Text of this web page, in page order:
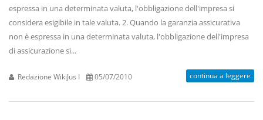
espressa in una determinata valuta, l'obbligazione dell'impresa si
considera esigibile in tale valuta. 2. Quando la garanzia assicurativa
non è espressa in una determinata valuta, l'obbligazione dell'impresa
di assicurazione si...
Redazione WikiJus I 05/07/2010 continua a leggere